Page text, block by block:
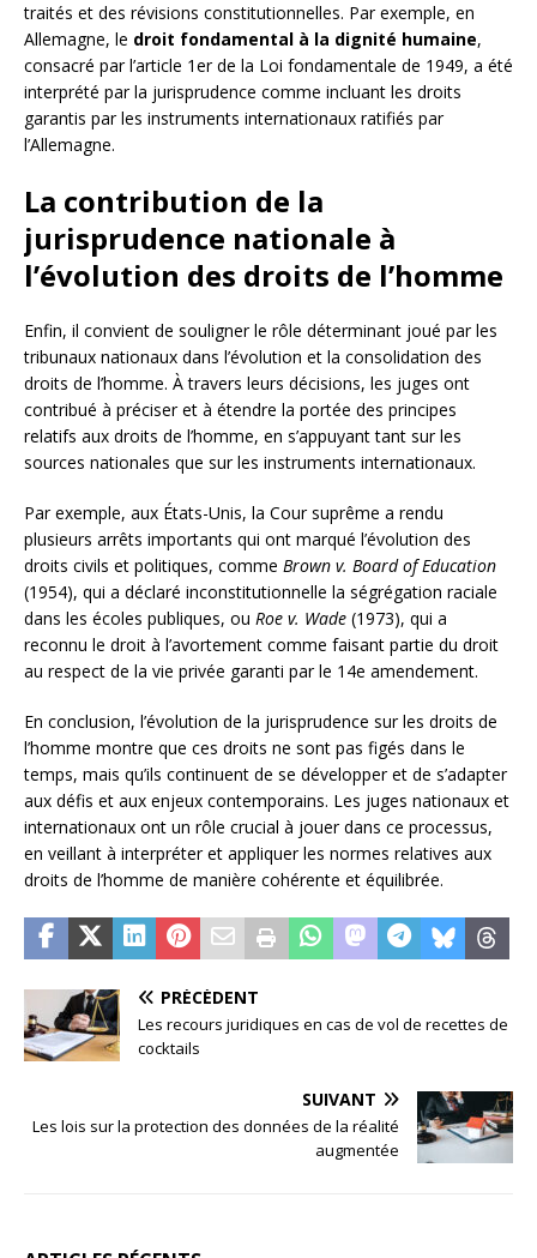
traités et des révisions constitutionnelles. Par exemple, en
Allemagne, le droit fondamental à la dignité humaine,
consacré par l’article 1er de la Loi fondamentale de 1949, a été
interprété par la jurisprudence comme incluant les droits
garantis par les instruments internationaux ratifiés par
l’Allemagne.
La contribution de la
jurisprudence nationale à
l’évolution des droits de l’homme
Enfin, il convient de souligner le rôle déterminant joué par les
tribunaux nationaux dans l’évolution et la consolidation des
droits de l’homme. À travers leurs décisions, les juges ont
contribué à préciser et à étendre la portée des principes
relatifs aux droits de l’homme, en s’appuyant tant sur les
sources nationales que sur les instruments internationaux.
Par exemple, aux États-Unis, la Cour suprême a rendu
plusieurs arrêts importants qui ont marqué l’évolution des
droits civils et politiques, comme Brown v. Board of Education
(1954), qui a déclaré inconstitutionnelle la ségrégation raciale
dans les écoles publiques, ou Roe v. Wade (1973), qui a
reconnu le droit à l’avortement comme faisant partie du droit
au respect de la vie privée garanti par le 14e amendement.
En conclusion, l’évolution de la jurisprudence sur les droits de
l’homme montre que ces droits ne sont pas figés dans le
temps, mais qu’ils continuent de se développer et de s’adapter
aux défis et aux enjeux contemporains. Les juges nationaux et
internationaux ont un rôle crucial à jouer dans ce processus,
en veillant à interpréter et appliquer les normes relatives aux
droits de l’homme de manière cohérente et équilibrée.
PRÉCÉDENT
Les recours juridiques en cas de vol de recettes de
cocktails
SUIVANT
Les lois sur la protection des données de la réalité
augmentée